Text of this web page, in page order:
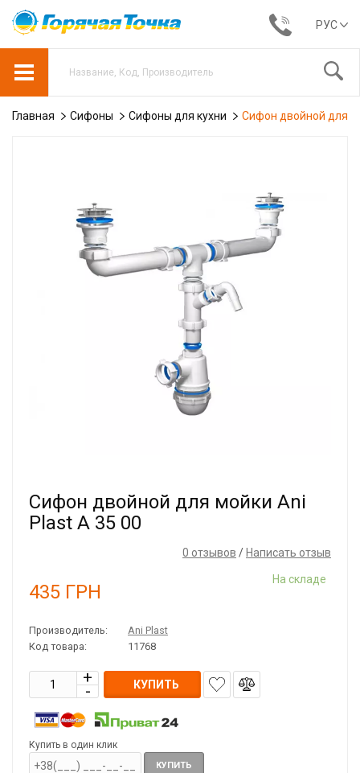
РУС
Главная Сифоны Сифоны для кухни Сифон двойной для
Сифон двойной для мойки Ani
Plast А 35 00
0 отзывов / Написать отзыв
435 ГРН
На складе
Производитель:
Ani Plast
Код товара:
11768
КУПИТЬ
Купить в один клик
КУПИТЬ